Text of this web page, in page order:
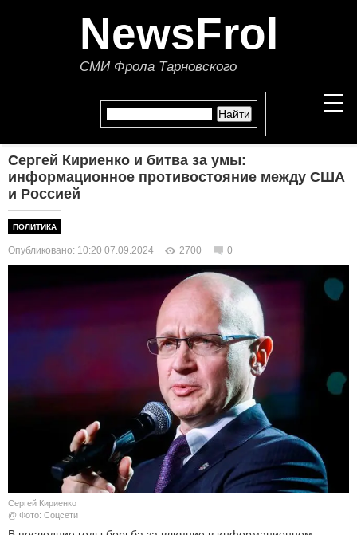
NewsFrol
СМИ Фрола Тарновского
НОВОСТИ
ПОЛИТИКА
ЭКОНОМИКА
В МИРЕ
ОБЩЕСТВО
КУЛЬТУРА
НАУКА
СПОРТ
ШОУ-БИЗНЕС
Сергей Кириенко и битва за умы:
информационное противостояние между США
и Россией
ПОЛИТИКА
Опубликовано: 10:20 07.09.2024 2700 0
Сергей Кириенко
@ Фото: Соцсети